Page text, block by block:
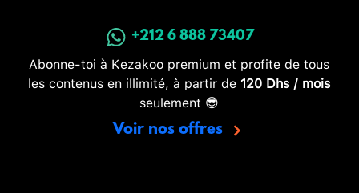
+212 6 888 73407
Abonne-toi à Kezakoo premium et profite de tous
les contenus en illimité, à partir de 120 Dhs / mois
seulement 😎
Voir nos offres